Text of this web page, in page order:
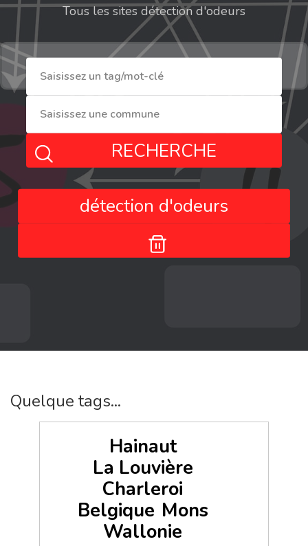
Tous les sites détection d'odeurs
RECHERCHE
détection d'odeurs
Quelque tags...
Hainaut
La Louvière
Charleroi
Belgique Mons
Wallonie